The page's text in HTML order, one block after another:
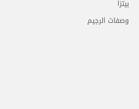
بيتزا
وصفات الرجيم